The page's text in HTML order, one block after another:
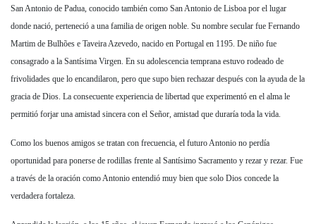
San Antonio de Padua, conocido también como San Antonio de Lisboa por el lugar
donde nació, perteneció a una familia de origen noble. Su nombre secular fue Fernando
Martim de Bulhões e Taveira Azevedo, nacido en Portugal en 1195. De niño fue
consagrado a la Santísima Virgen. En su adolescencia temprana estuvo rodeado de
frivolidades que lo encandilaron, pero que supo bien rechazar después con la ayuda de la
gracia de Dios. La consecuente experiencia de libertad que experimentó en el alma le
permitió forjar una amistad sincera con el Señor, amistad que duraría toda la vida.
Como los buenos amigos se tratan con frecuencia, el futuro Antonio no perdía
oportunidad para ponerse de rodillas frente al Santísimo Sacramento y rezar y rezar. Fue
a través de la oración como Antonio entendió muy bien que solo Dios concede la
verdadera fortaleza.